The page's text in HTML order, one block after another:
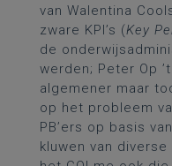
van Walentina
zware KPI’s (Key
de
werden; Peter Op
algemener maar
op het probleem
PB’ers op basis
kluwen van